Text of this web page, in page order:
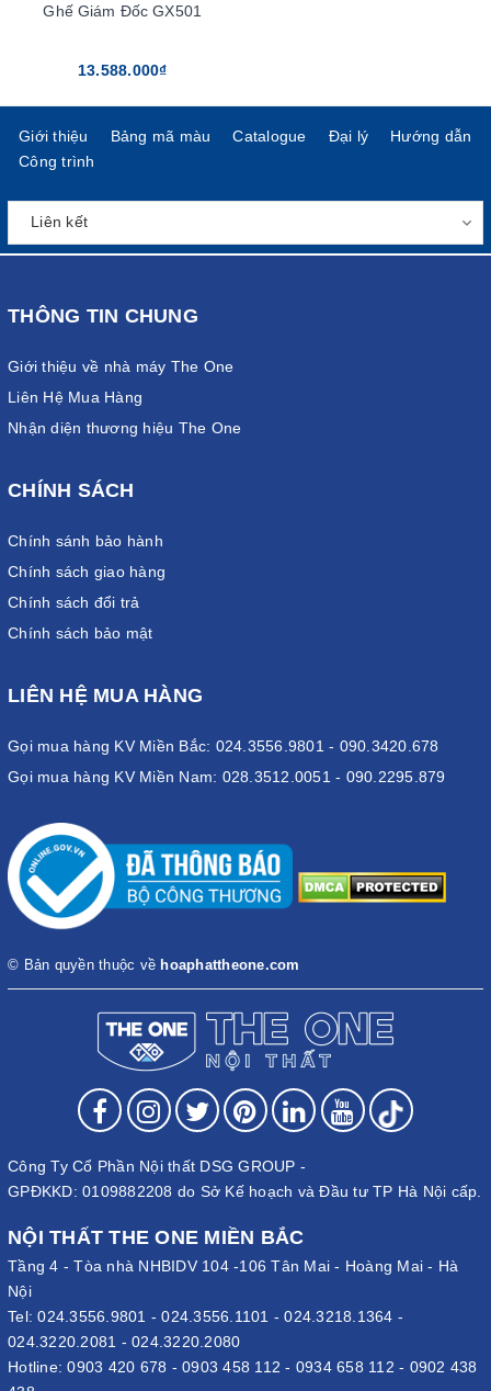
Ghế Giám Đốc GX501
13.588.000₫
Giới thiệu Bảng mã màu Catalogue Đại lý
Hướng dẫn
Công trình
THÔNG TIN CHUNG
Giới thiệu về nhà máy The One
Liên Hệ Mua Hàng
Nhận diện thương hiệu The One
CHÍNH SÁCH
Chính sánh bảo hành
Chính sách giao hàng
Chính sách đổi trả
Chính sách bảo mật
LIÊN HỆ MUA HÀNG
Gọi mua hàng KV Miền Bắc: 024.3556.9801 - 090.3420.678
Gọi mua hàng KV Miền Nam: 028.3512.0051 - 090.2295.879
© Bản quyền thuộc về hoaphattheone.com
Công Ty Cổ Phần Nội thất DSG GROUP -
GPĐKKD: 0109882208 do Sở Kế hoạch và Đầu tư TP Hà Nội cấp.
NỘI THẤT THE ONE MIỀN BẮC
Tầng 4 - Tòa nhà NHBIDV 104 -106 Tân Mai - Hoàng Mai - Hà
Nội
Tel:024.3556.9801 -024.3556.1101 -024.3218.1364 -
024.3220.2081 - 024.3220.2080
Hotline:0903 420 678 - 0903 458 112 - 0934 658 112 - 0902 438